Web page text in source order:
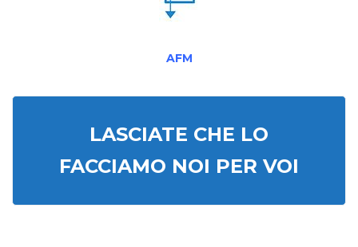
AFM
LASCIATE CHE LO
FACCIAMO NOI PER VOI